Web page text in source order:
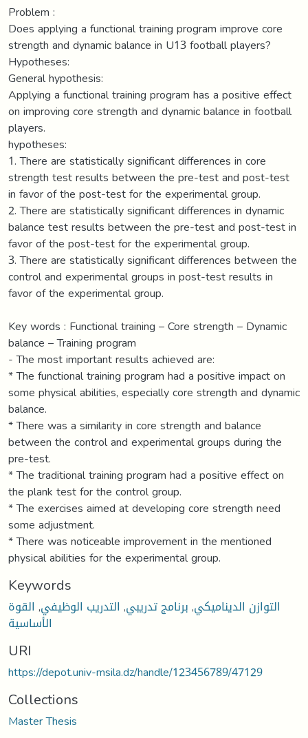
Problem :
Does applying a functional training program improve core
strength and dynamic balance in U13 football players?
Hypotheses:
General hypothesis:
Applying a functional training program has a positive effect
on improving core strength and dynamic balance in football
players.
hypotheses:
1. There are statistically significant differences in core
strength test results between the pre-test and post-test
in favor of the post-test for the experimental group.
2. There are statistically significant differences in dynamic
balance test results between the pre-test and post-test in
favor of the post-test for the experimental group.
3. There are statistically significant differences between the
control and experimental groups in post-test results in
favor of the experimental group.
Key words : Functional training – Core strength – Dynamic
balance – Training program
- The most important results achieved are:
* The functional training program had a positive impact on
some physical abilities, especially core strength and dynamic
balance.
* There was a similarity in core strength and balance
between the control and experimental groups during the
pre-test.
* The traditional training program had a positive effect on
the plank test for the control group.
* The exercises aimed at developing core strength need
some adjustment.
* There was noticeable improvement in the mentioned
physical abilities for the experimental group.
Keywords
التوازن الديناميكي,برنامج تدريبي, التدريب الوظيفي, القوة
الأساسية
URI
https://depot.univ-msila.dz/handle/123456789/47129
Collections
Master Thesis